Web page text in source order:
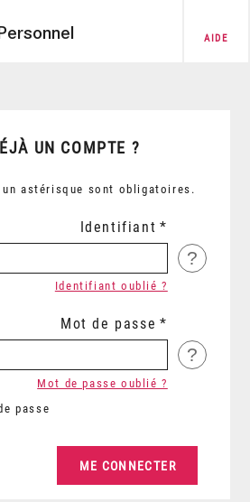
AIDE
UN COMPTE ?
un astérisque sont obligatoires.
Identifiant
?
Identifiant oublié ?
Mot de passe
?
passe
Mot de passe oublié ?